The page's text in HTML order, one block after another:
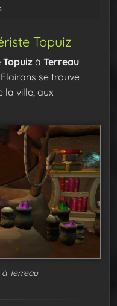
Topuiz
à Terreau
se trouve
la ville, aux
Terreau